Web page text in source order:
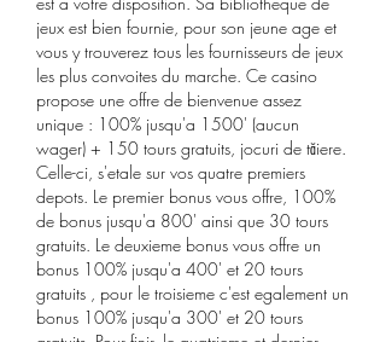
jeux est bien fournie, pour son jeune age et
vous y trouverez tous les fournisseurs de jeux
les plus convoites du marche. Ce casino
propose une offre de bienvenue assez
unique : 100% jusqu'a 1500' (aucun
wager) + 150 tours gratuits, jocuri de tăiere.
Celle-ci, s'etale sur vos quatre premiers
depots. Le premier bonus vous offre, 100%
de bonus jusqu'a 800' ainsi que 30 tours
gratuits. Le deuxieme bonus vous offre un
bonus 100% jusqu'a 400' et 20 tours
gratuits , pour le troisieme c'est egalement un
bonus 100% jusqu'a 300' et 20 tours